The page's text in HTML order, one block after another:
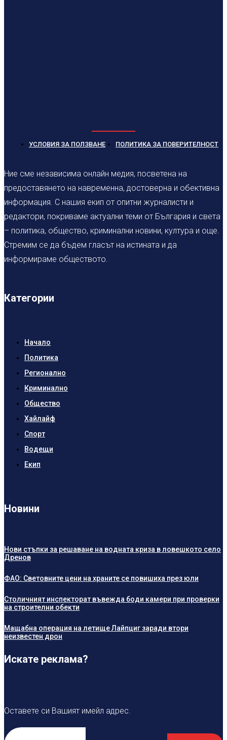
УСЛОВИЯ ЗА ПОЛЗВАНЕ ПОЛИТИКА ЗА ПОВЕРИТЕЛНОСТ
Ние сме независима онлайн медия, посветена на
предоставянето на навременна, достоверна и обективна
информация. С нашия екип от опитни журналисти и
редактори, покриваме актуални теми от България и света
– политика, общество, криминални новини, култура и още.
Стремим се да бъдем гласът на истината и да
информираме обществото.
Категории
Начало
Политика
Регионално
Криминално
Общество
Хайлайф
Спорт
Водещи
Екип
Новини
Нови стъпки за решаване на водната криза в ловешкото село
Дренов
ФАО: Световните цени на храните се повишиха през юли
Столичният инспекторат въвежда боди камери при проверки
на строителни обекти
Мащабна операция на летище Лайпциг заради втори
неизвестен дрон
Искате реклама?
Оставете си Вашият имейл адрес.